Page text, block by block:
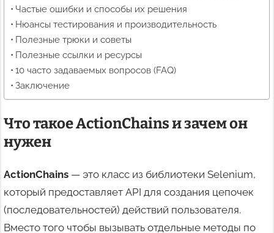
Частые ошибки и способы их решения
Нюансы тестирования и производительность
Полезные трюки и советы
Полезные ссылки и ресурсы
10 часто задаваемых вопросов (FAQ)
Заключение
Что такое ActionChains и зачем он
нужен
ActionChains — это класс из библиотеки Selenium,
который предоставляет API для создания цепочек
(последовательностей) действий пользователя.
Вместо того чтобы вызывать отдельные методы по